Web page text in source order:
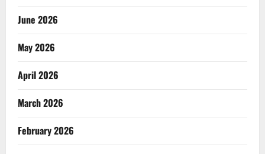
June 2026
May 2026
April 2026
March 2026
February 2026